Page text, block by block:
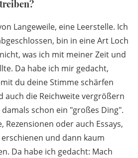
Langeweile, eine Leerstelle. Ich
bin in eine Art Loch
was ich mit meiner Zeit und
Da habe ich mir gedacht,
du deine Stimme schärfen
auch die Reichweite vergrößern
schon ein "großes Ding".
Rezensionen oder auch Essays,
und dann kaum
Da habe ich gedacht: Mach